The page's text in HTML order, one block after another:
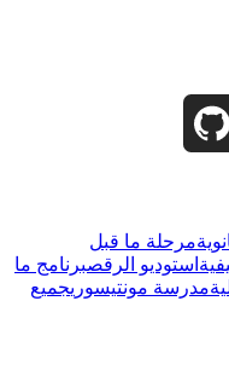
مرحلة ما قبل
استوديو الرقصبرنامج ما
مدرسة مونتيسوريجميع